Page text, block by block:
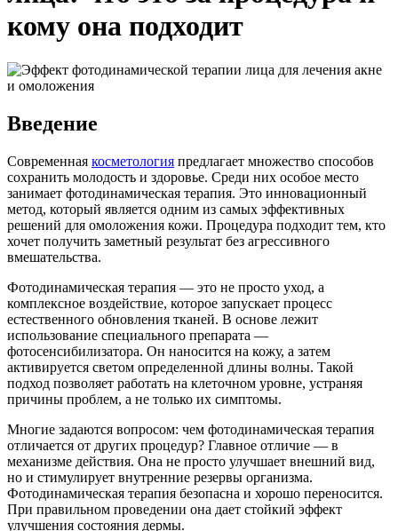
кому она подходит
Введение
Современная косметология предлагает множество способов
сохранить молодость и здоровье. Среди них особое место
занимает фотодинамическая терапия. Это инновационный
метод, который является одним из самых эффективных
решений для омоложения кожи. Процедура подходит тем, кто
хочет получить заметный результат без агрессивного
вмешательства.
Фотодинамическая терапия — это не просто уход, а
комплексное воздействие, которое запускает процесс
естественного обновления тканей. В основе лежит
использование специального препарата —
фотосенсибилизатора. Он наносится на кожу, а затем
активируется светом определенной длины волны. Такой
подход позволяет работать на клеточном уровне, устраняя
причины проблем, а не только их симптомы.
Многие задаются вопросом: чем фотодинамическая терапия
отличается от других процедур? Главное отличие — в
механизме действия. Она не просто улучшает внешний вид,
но и стимулирует внутренние резервы организма.
Фотодинамическая терапия безопасна и хорошо переносится.
При правильном проведении она дает стойкий эффект
улучшения состояния дермы.